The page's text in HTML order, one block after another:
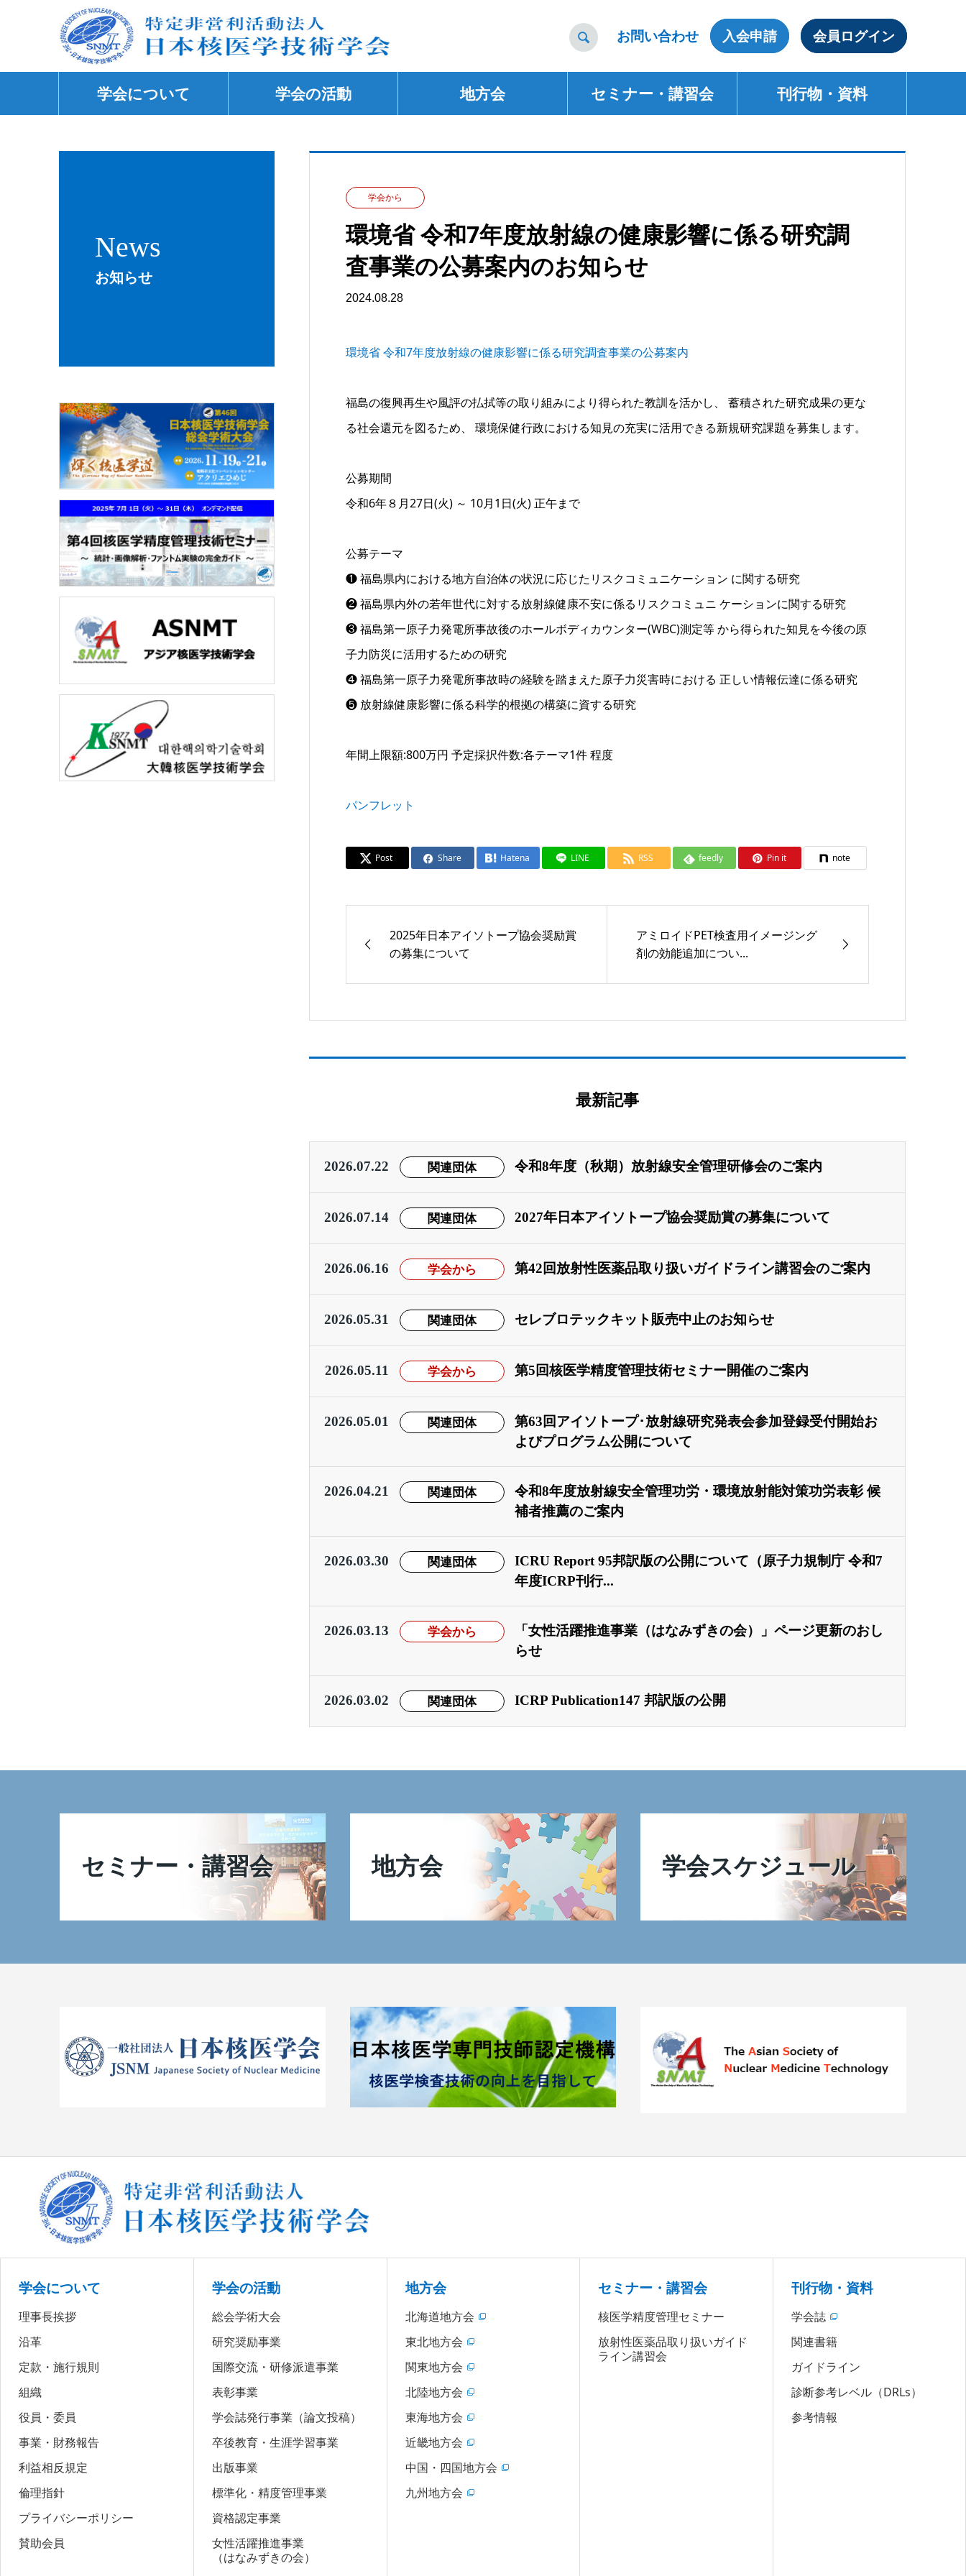
 お問い合わせ 入会申請 会員ログイン
学会について 学会の活動 地方会 セミナー・講習会 刊行物・資料
News
お知らせ
学会から
環境省 令和7年度放射線の健康影響に係る研究調
査事業の公募案内のお知らせ
2024.08.28
環境省 令和7年度放射線の健康影響に係る研究調査事業の公募案内
福島の復興再生や風評の払拭等の取り組みにより得られた教訓を活かし、 蓄積された研究成果の更な
る社会還元を図るため、 環境保健行政における知見の充実に活用できる新規研究課題を募集します。
公募期間
令和6年８月27日(火) ～ 10月1日(火) 正午まで
公募テーマ
❶ 福島県内における地方自治体の状況に応じたリスクコミュニケーション に関する研究
❷ 福島県内外の若年世代に対する放射線健康不安に係るリスクコミュニ ケーションに関する研究
❸ 福島第一原子力発電所事故後のホールボディカウンター(WBC)測定等 から得られた知見を今後の原
子力防災に活用するための研究
❹ 福島第一原子力発電所事故時の経験を踏まえた原子力災害時における 正しい情報伝達に係る研究
❺ 放射線健康影響に係る科学的根拠の構築に資する研究
年間上限額:800万円 予定採択件数:各テーマ1件 程度
パンフレット
Post Share Hatena LINE RSS feedly Pin it note
2025年日本アイソトープ協会奨励賞
の募集について
アミロイドPET検査用イメージング
剤の効能追加につい...
最新記事
2026.07.22 関連団体 令和8年度（秋期）放射線安全管理研修会のご案内
2026.07.14 関連団体 2027年日本アイソトープ協会奨励賞の募集について
2026.06.16 学会から 第42回放射性医薬品取り扱いガイドライン講習会のご案内
2026.05.31 関連団体 セレブロテックキット販売中止のお知らせ
2026.05.11 学会から 第5回核医学精度管理技術セミナー開催のご案内
2026.05.01 関連団体
第63回アイソトープ･放射線研究発表会参加登録受付開始お
よびプログラム公開について
2026.04.21 関連団体
令和8年度放射線安全管理功労・環境放射能対策功労表彰 候
補者推薦のご案内
2026.03.30 関連団体
ICRU Report 95邦訳版の公開について（原子力規制庁 令和7
年度ICRP刊行...
2026.03.13 学会から
「女性活躍推進事業（はなみずきの会）」ページ更新のおし
らせ
2026.03.02 関連団体 ICRP Publication147 邦訳版の公開
セミナー・講習会 地方会 学会スケジュール
学会について
理事長挨拶
沿革
定款・施行規則
組織
役員・委員
事業・財務報告
利益相反規定
倫理指針
プライバシーポリシー
賛助会員
学会の活動
総会学術大会
研究奨励事業
国際交流・研修派遣事業
表彰事業
学会誌発行事業（論文投稿）
卒後教育・生涯学習事業
出版事業
標準化・精度管理事業
資格認定事業
女性活躍推進事業
（はなみずきの会）
地方会
北海道地方会
東北地方会
関東地方会
北陸地方会
東海地方会
近畿地方会
中国・四国地方会
九州地方会
セミナー・講習会
核医学精度管理セミナー
放射性医薬品取り扱いガイド
ライン講習会
刊行物・資料
学会誌
関連書籍
ガイドライン
診断参考レベル（DRLs）
参考情報